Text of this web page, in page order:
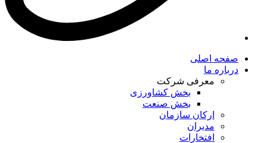
صفحه اصلی
درباره ما
معرفی شرکت
بخش کشاورزی
بخش صنعت
ارکان سازمان
مدیران
افتخارات